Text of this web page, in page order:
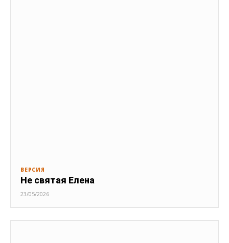
ВЕРСИЯ
Не святая Елена
23/05/2026